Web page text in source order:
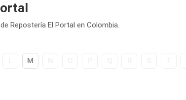
Repostería El Portal en Colombia.
M